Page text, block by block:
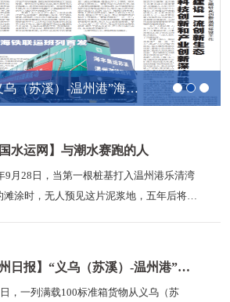
【温州日报】“义乌（苏溪）-温州港”海铁联运班列首发
国水运网】与潮水赛跑的人
9月28日，当第一根桩基打入温州港乐清湾
滩涂时，无人预见这片泥浆地，五年后将成
日报】“义乌（苏溪）-温州港”海铁联运班列首发
，一列满载100标准箱货物从义乌（苏